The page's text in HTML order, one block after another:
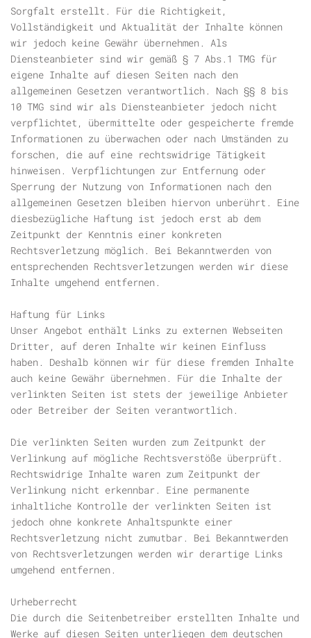
Sorgfalt erstellt. Für die Richtigkeit,
Vollständigkeit und Aktualität der Inhalte können
wir jedoch keine Gewähr übernehmen. Als
Diensteanbieter sind wir gemäß § 7 Abs.1 TMG für
eigene Inhalte auf diesen Seiten nach den
allgemeinen Gesetzen verantwortlich. Nach §§ 8 bis
10 TMG sind wir als Diensteanbieter jedoch nicht
verpflichtet, übermittelte oder gespeicherte fremde
Informationen zu überwachen oder nach Umständen zu
forschen, die auf eine rechtswidrige Tätigkeit
hinweisen. Verpflichtungen zur Entfernung oder
Sperrung der Nutzung von Informationen nach den
allgemeinen Gesetzen bleiben hiervon unberührt. Eine
diesbezügliche Haftung ist jedoch erst ab dem
Zeitpunkt der Kenntnis einer konkreten
Rechtsverletzung möglich. Bei Bekanntwerden von
entsprechenden Rechtsverletzungen werden wir diese
Inhalte umgehend entfernen.
Haftung für Links
Unser Angebot enthält Links zu externen Webseiten
Dritter, auf deren Inhalte wir keinen Einfluss
haben. Deshalb können wir für diese fremden Inhalte
auch keine Gewähr übernehmen. Für die Inhalte der
verlinkten Seiten ist stets der jeweilige Anbieter
oder Betreiber der Seiten verantwortlich.
Die verlinkten Seiten wurden zum Zeitpunkt der
Verlinkung auf mögliche Rechtsverstöße überprüft.
Rechtswidrige Inhalte waren zum Zeitpunkt der
Verlinkung nicht erkennbar. Eine permanente
inhaltliche Kontrolle der verlinkten Seiten ist
jedoch ohne konkrete Anhaltspunkte einer
Rechtsverletzung nicht zumutbar. Bei Bekanntwerden
von Rechtsverletzungen werden wir derartige Links
umgehend entfernen.
Urheberrecht
Die durch die Seitenbetreiber erstellten Inhalte und
Werke auf diesen Seiten unterliegen dem deutschen